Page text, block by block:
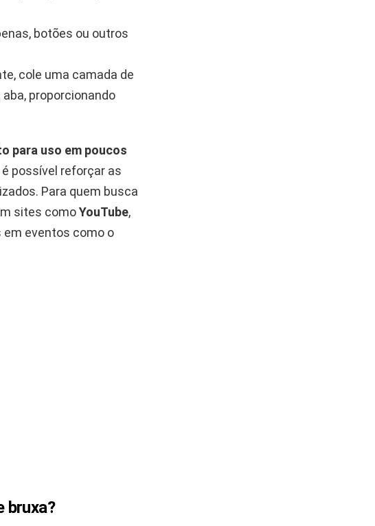
botões ou outros
cole uma camada de
proporcionando
para uso em poucos
possível reforçar as
Para quem busca
sites comoYouTube,
eventos como o
bruxa?